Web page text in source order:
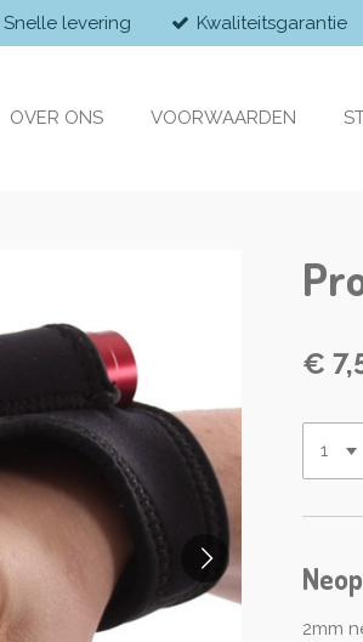
Snelle levering Kwaliteitsgarantie
OVER ONS VOORWAARDEN
€
2mm